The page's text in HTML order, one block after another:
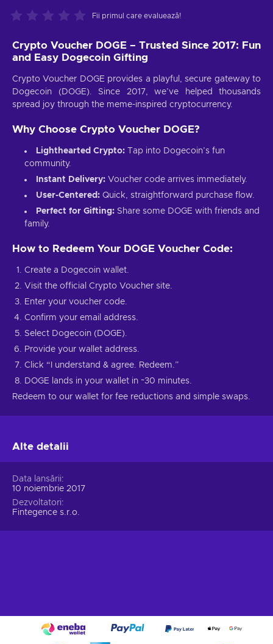
Fii primul care evaluează!
Crypto Voucher DOGE – Trusted Since 2017: Fun
and Easy Dogecoin Gifting
Crypto Voucher DOGE provides a playful, secure gateway to
Dogecoin (DOGE). Since 2017, we’ve helped thousands
spread joy through the meme-inspired cryptocurrency.
Why Choose Crypto Voucher DOGE?
Lighthearted Crypto: Tap into Dogecoin’s fun
community.
Instant Delivery: Voucher code arrives immediately.
User-Centered: Quick, straightforward purchase flow.
Perfect for Gifting: Share some DOGE with friends and
family.
How to Redeem Your DOGE Voucher Code:
Create a Dogecoin wallet.
Visit the official Crypto Voucher site.
Enter your voucher code.
Confirm your email address.
Select Dogecoin (DOGE).
Provide your wallet address.
Click “I understand & agree. Redeem.”
DOGE lands in your wallet in ~30 minutes.
Redeem to our wallet for fee reductions and simple swaps.
Alte detalii
Data lansării
10 noiembrie 2017
Dezvoltatori
Fintegence s.r.o.